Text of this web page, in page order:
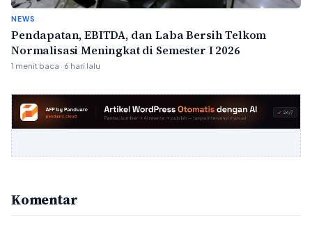
NEWS
Pendapatan, EBITDA, dan Laba Bersih Telkom
Normalisasi Meningkat di Semester I 2026
1 menit baca · 6 hari lalu
Komentar